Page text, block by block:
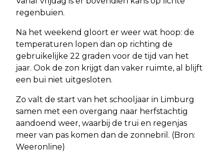
regenbuien.
Na het weekend gloort er weer wat hoop: de
temperaturen lopen dan op richting de
gebruikelijke 22 graden voor de tijd van het
jaar. Ook de zon krijgt dan vaker ruimte, al blijft
een bui niet uitgesloten.
Zo valt de start van het schooljaar in Limburg
samen met een overgang naar herfstachtig
aandoend weer, waarbij de trui en regenjas
meer van pas komen dan de zonnebril. (Bron:
Weeronline)